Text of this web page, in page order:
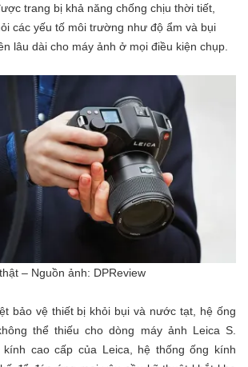
trang bị khả năng chống chịu thời tiết,
các yếu tố môi trường như độ ẩm và bụi
lâu dài cho máy ảnh ở mọi điều kiện chụp.
– Nguồn ảnh: DPReview
bảo vệ thiết bị khỏi bụi và nước tạt, hệ ống
thể thiếu cho dòng máy ảnh Leica S.
cao cấp của Leica, hệ thống ống kính